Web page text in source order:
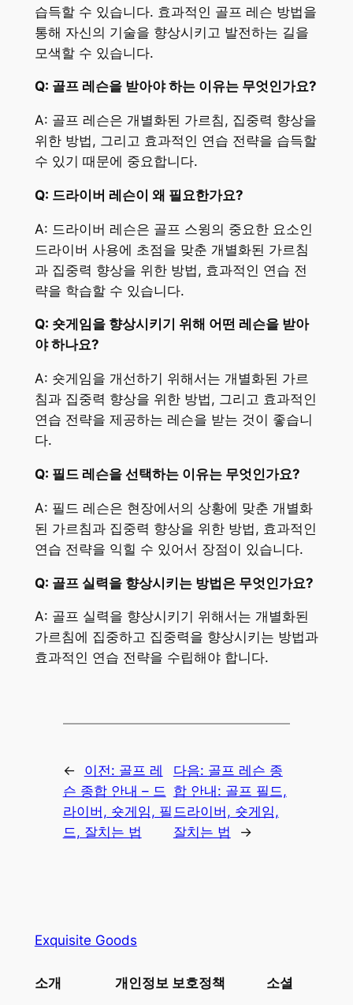
습득할 수 있습니다. 효과적인 골프 레슨 방법을
통해 자신의 기술을 향상시키고 발전하는 길을
모색할 수 있습니다.
Q: 골프 레슨을 받아야 하는 이유는 무엇인가요?
A: 골프 레슨은 개별화된 가르침, 집중력 향상을
위한 방법, 그리고 효과적인 연습 전략을 습득할
수 있기 때문에 중요합니다.
Q: 드라이버 레슨이 왜 필요한가요?
A: 드라이버 레슨은 골프 스윙의 중요한 요소인
드라이버 사용에 초점을 맞춘 개별화된 가르침
과 집중력 향상을 위한 방법, 효과적인 연습 전
략을 학습할 수 있습니다.
Q: 숏게임을 향상시키기 위해 어떤 레슨을 받아
야 하나요?
A: 숏게임을 개선하기 위해서는 개별화된 가르
침과 집중력 향상을 위한 방법, 그리고 효과적인
연습 전략을 제공하는 레슨을 받는 것이 좋습니
다.
Q: 필드 레슨을 선택하는 이유는 무엇인가요?
A: 필드 레슨은 현장에서의 상황에 맞춘 개별화
된 가르침과 집중력 향상을 위한 방법, 효과적인
연습 전략을 익힐 수 있어서 장점이 있습니다.
Q: 골프 실력을 향상시키는 방법은 무엇인가요?
A: 골프 실력을 향상시키기 위해서는 개별화된
가르침에 집중하고 집중력을 향상시키는 방법과
효과적인 연습 전략을 수립해야 합니다.
← 이전: 골프 레
슨 종합 안내 – 드
라이버, 숏게임, 필
드, 잘치는 법
다음: 골프 레슨 종
합 안내: 골프 필드,
드라이버, 숏게임,
잘치는 법
→
Exquisite Goods
소개 개인정보 보호정책 소셜